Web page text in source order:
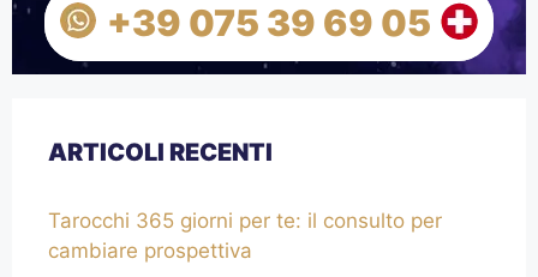
+39 075 39 69 05
ARTICOLI RECENTI
Tarocchi 365 giorni per te: il consulto per
cambiare prospettiva